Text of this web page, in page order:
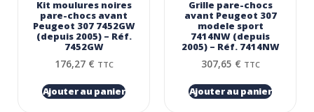
Kit moulures noires
pare-chocs avant
Peugeot 307 7452GW
(depuis 2005) – Réf.
7452GW
176,27 € TTC
Ajouter au panier
Grille pare-chocs
avant Peugeot 307
modele sport
7414NW (depuis
2005) – Réf. 7414NW
307,65 € TTC
Ajouter au panier